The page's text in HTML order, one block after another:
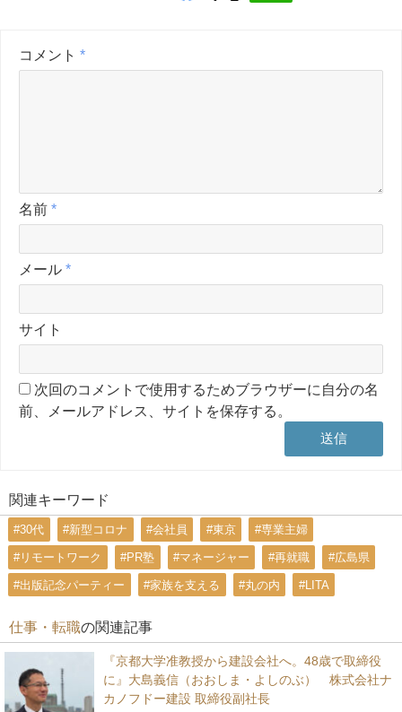
コメント *
名前 *
メール *
サイト
次回のコメントで使用するためブラウザーに自分の名
前、メールアドレス、サイトを保存する。
関連キーワード
#30代 #新型コロナ #会社員 #東京 #専業主婦
#リモートワーク #PR塾 #マネージャー #再就職 #広島県
#出版記念パーティー #家族を支える #丸の内 #LITA
仕事・転職の関連記事
『京都大学准教授から建設会社へ。48歳で取締役
に』大島義信（おおしま・よしのぶ） 株式会社ナ
カノフドー建設 取締役副社長